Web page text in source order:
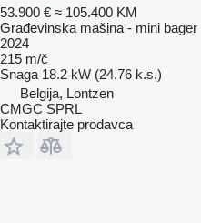
53.900 € ≈ 105.400 KM
Građevinska mašina - mini bager
2024
215 m/č
Snaga 18.2 kW (24.76 k.s.)
Belgija, Lontzen
CMGC SPRL
Kontaktirajte prodavca